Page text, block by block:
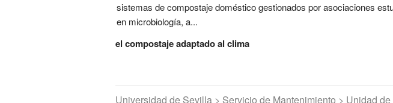
sistemas de compostaje doméstico gestionados por asociaciones
en microbiología, a...
el compostaje adaptado al clima
Universidad de Sevilla > Servicio de Mantenimiento > Unidad